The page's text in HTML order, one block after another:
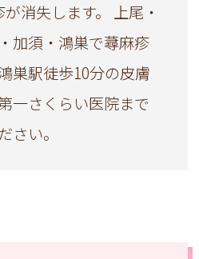
消失します。 上尾・
加須・鴻巣で蕁麻疹
巣駅徒歩10分の皮膚
一さくらい医院まで
さい。